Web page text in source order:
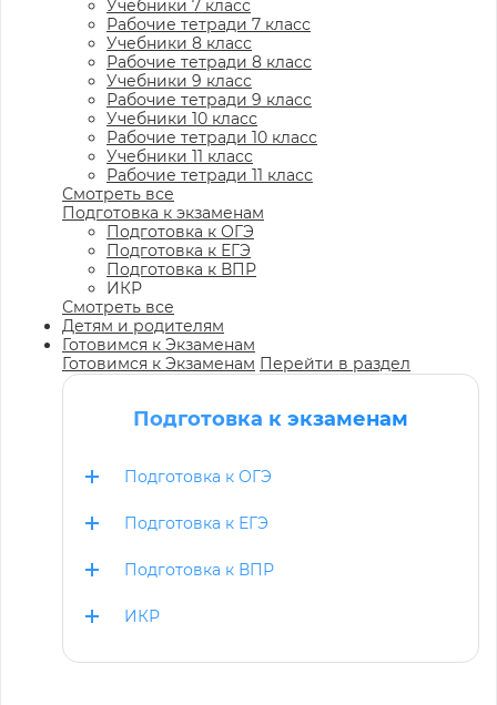
Учебники 7 класс
Рабочие тетради 7 класс
Учебники 8 класс
Рабочие тетради 8 класс
Учебники 9 класс
Рабочие тетради 9 класс
Учебники 10 класс
Рабочие тетради 10 класс
Учебники 11 класс
Рабочие тетради 11 класс
Смотреть все
Подготовка к экзаменам
Подготовка к ОГЭ
Подготовка к ЕГЭ
Подготовка к ВПР
ИКР
Смотреть все
Детям и родителям
Готовимся к Экзаменам
Готовимся к Экзаменам Перейти в раздел
Подготовка к экзаменам
Подготовка к ОГЭ
Подготовка к ЕГЭ
Подготовка к ВПР
ИКР